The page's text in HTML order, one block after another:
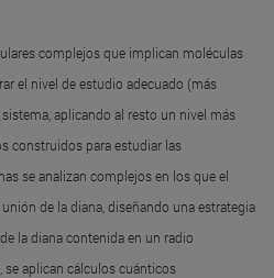
complejos que implican moléculas
el nivel de estudio adecuado (más
aplicando al resto un nivel más
construidos para estudiar las
se analizan complejos en los que el
de la diana, diseñando una estrategia
la diana contenida en un radio
aplican cálculos cuánticos